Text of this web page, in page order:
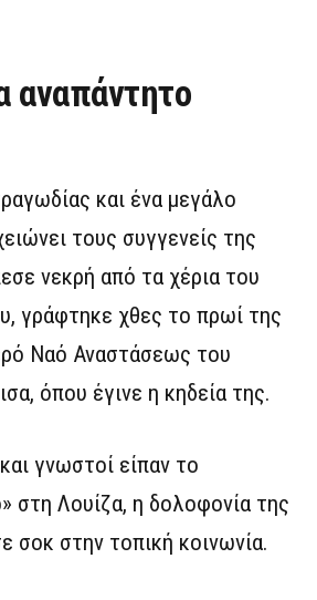
αναπάντητο
και ένα μεγάλο
τους συγγενείς της
νεκρή από τα χέρια του
γράφτηκε χθες το πρωί της
Ναό Αναστάσεως του
όπου έγινε η κηδεία της.
γνωστοί είπαν το
στη Λουίζα, η δολοφονία της
σοκ στην τοπική κοινωνία.